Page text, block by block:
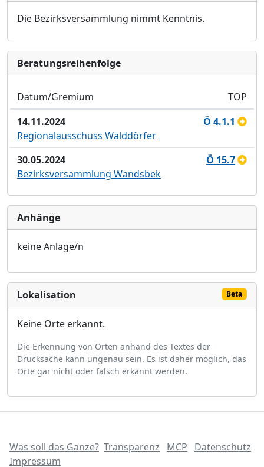
Die Bezirksversammlung nimmt Kenntnis.
Bera­tungs­reihen­folge
Datum/Gremium
TOP
14.11.2024
Ö 4.1.1
Regionalausschuss Walddörfer
30.05.2024
Ö 15.7
Bezirksversammlung Wandsbek
Anhänge
keine Anlage/n
Lokalisation Beta
Keine Orte erkannt.
Die Erkennung von Orten anhand des Textes der
Drucksache kann ungenau sein. Es ist daher möglich, das
Orte gar nicht oder falsch erkannt werden.
Was soll das Ganze? Transparenz MCP
Datenschutz
Impressum